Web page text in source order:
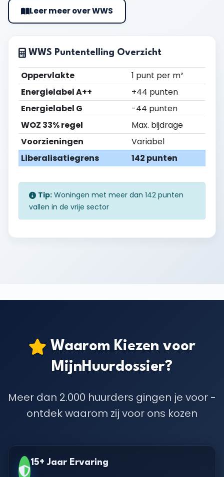
Leer meer over WWS
WWS Puntentelling Overzicht
Oppervlakte
1 punt per m²
Energielabel A++
+44 punten
Energielabel G
-44 punten
WOZ 33% regel
Max. bijdrage
Voorzieningen
Variabel
Liberalisatiegrens
142 punten
Tip: Woningen met meer dan 142 punten
vallen in de vrije sector
Waarom Kiezen voor
MijnHuurdossier?
Meer dan 2.000 huurders gingen je voor -
ontdek waarom zij voor ons kozen
15+ Jaar Ervaring